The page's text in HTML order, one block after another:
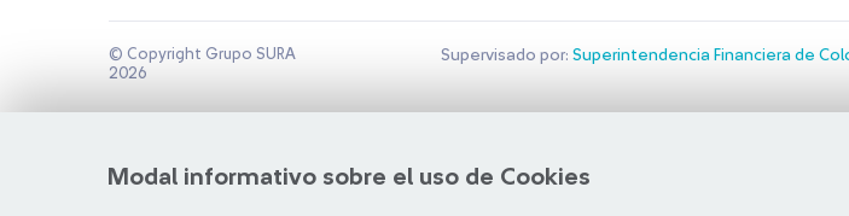
Modal informativo sobre el uso de Cookies
© Copyright Grupo SURA
2026
Supervisado por: Superintendencia Financiera de